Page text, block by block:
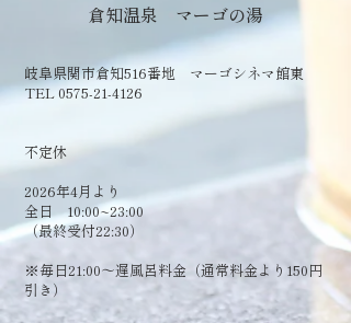
倉知温泉 マーゴの湯
岐阜県関市倉知516番地 マーゴシネマ館東
TEL 0575-21-4126
​不定休
2026年4月より
全日 10:00~23:00
（最終受付22:30）
​※毎日21:00～遅風呂料金（通常料金より150円
引き）